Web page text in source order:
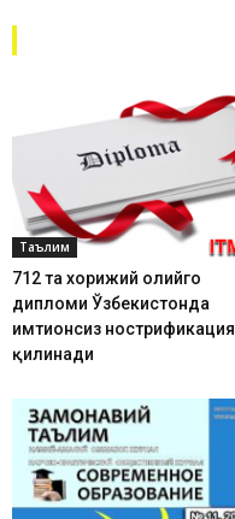
Таълим
712 та хорижий олийгоҳ
дипломи Ўзбекистонда
имтиҳонсиз нострификация
қилинади